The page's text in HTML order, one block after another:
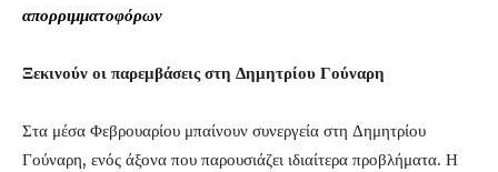
απορριμματοφόρων
Ξεκινούν οι παρεμβάσεις στη Δημητρίου Γούναρη
Στα μέσα Φεβρουαρίου μπαίνουν συνεργεία στη Δημητρίου
Γούναρη, ενός άξονα που παρουσιάζει ιδιαίτερα προβλήματα. Η